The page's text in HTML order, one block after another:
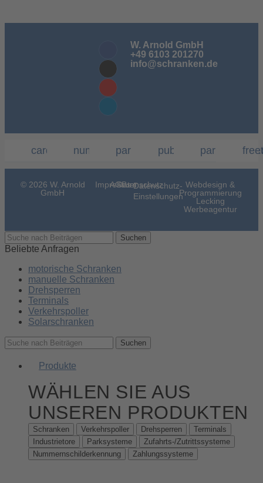
W. Arnold GmbH
+49 6103 201270
info@schranken.de
cardcontrol.denummernschilderkennung.com
parksysteme.depublicday.de
© 2026 W. Arnold
GmbH
Impressum
AGBs
Datenschutz
Datenschutz-
Einstellungen
Webdesign &
Programmierung
Lecking
Werbeagentur
Suchen
Beliebte Anfragen
motorische Schranken
manuelle Schranken
Drehsperren
Terminals
Verkehrspoller
Solarschranken
Suchen
Produkte
WÄHLEN SIE AUS
UNSEREN PRODUKTEN
Schranken Verkehrspoller Drehsperren
Terminals
Industrietore
Parksysteme
Zufahrts-/Zutrittssysteme
Nummernschilderkennung
Zahlungssysteme